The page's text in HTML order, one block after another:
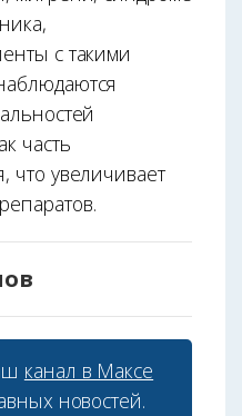
с такими
часть
что увеличивает
канал в Максе
новостей.